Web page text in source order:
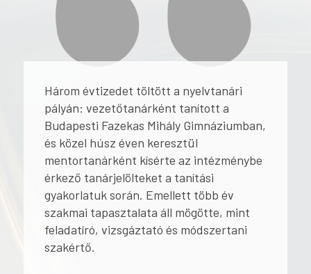
Három évtizedet töltött a nyelvtanári
pályán: vezetőtanárként tanított a
Budapesti Fazekas Mihály Gimnáziumban,
és közel húsz éven keresztül
mentortanárként kísérte az intézménybe
érkező tanárjelölteket a tanítási
gyakorlatuk során. Emellett több év
szakmai tapasztalata áll mögötte, mint
feladatíró, vizsgáztató és módszertani
szakértő.